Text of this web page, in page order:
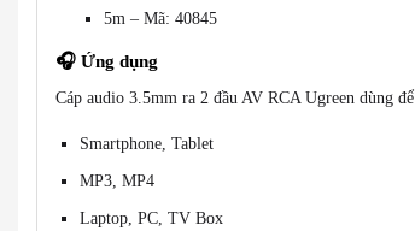
5m – Mã: 40845
🎧 Ứng dụng
Cáp audio 3.5mm ra 2 đầu AV RCA Ugreen dùng để
Smartphone, Tablet
MP3, MP4
Laptop, PC, TV Box